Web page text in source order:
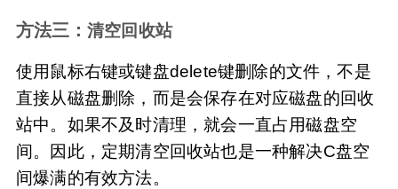
方法三： 清空回收站
使用鼠标右键或键盘delete键删除的文件，不是
直接从磁盘删除，而是会保存在对应磁盘的回收
站中。如果不及时清理，就会一直占用磁盘空
间。因此，定期清空回收站也是一种解决C盘空
间爆满的有效方法。